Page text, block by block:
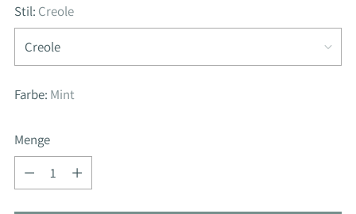
Stil: Creole
Farbe: Mint
Menge